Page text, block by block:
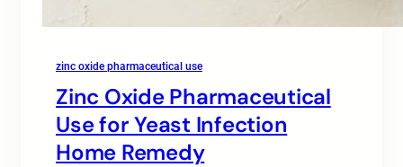
zinc oxide pharmaceutical use
Zinc Oxide Pharmaceutical
Use for Yeast Infection
Home Remedy